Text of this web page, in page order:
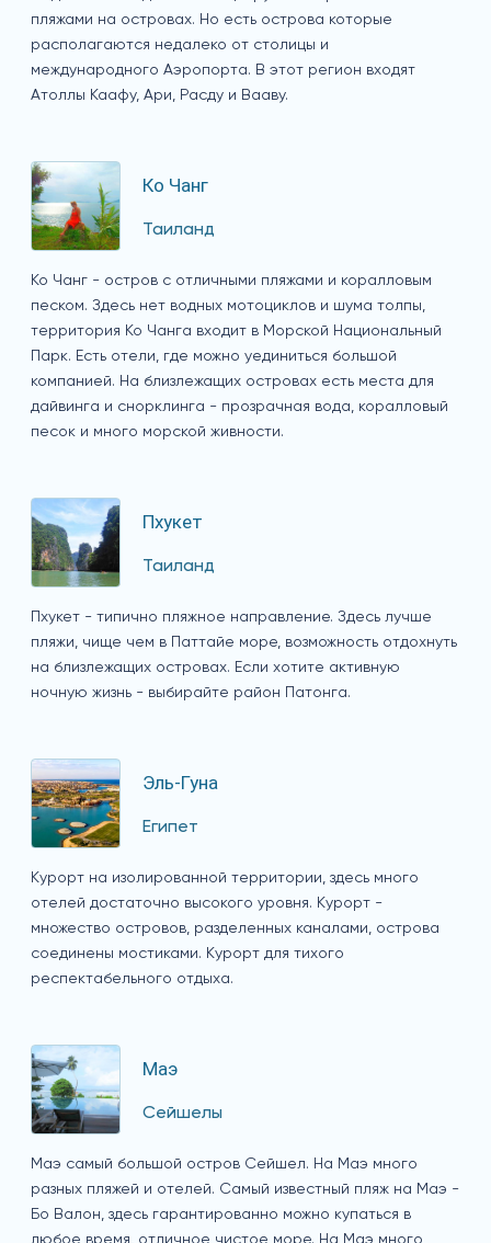
пляжами на островах. Но есть острова которые
располагаются недалеко от столицы и
международного Аэропорта. В этот регион входят
Атоллы Каафу, Ари, Расду и Вааву.
Ко Чанг
Таиланд
Ко Чанг - остров с отличными пляжами и коралловым
песком. Здесь нет водных мотоциклов и шума толпы,
территория Ко Чанга входит в Морской Национальный
Парк. Есть отели, где можно уединиться большой
компанией. На близлежащих островах есть места для
дайвинга и снорклинга - прозрачная вода, коралловый
песок и много морской живности.
Пхукет
Таиланд
Пхукет - типично пляжное направление. Здесь лучше
пляжи, чище чем в Паттайе море, возможность отдохнуть
на близлежащих островах. Если хотите активную
ночную жизнь - выбирайте район Патонга.
Эль-Гуна
Египет
Курорт на изолированной территории, здесь много
отелей достаточно высокого уровня. Курорт -
множество островов, разделенных каналами, острова
соединены мостиками. Курорт для тихого
респектабельного отдыха.
Маэ
Сейшелы
Маэ самый большой остров Сейшел. На Маэ много
разных пляжей и отелей. Самый известный пляж на Маэ -
Бо Валон, здесь гарантированно можно купаться в